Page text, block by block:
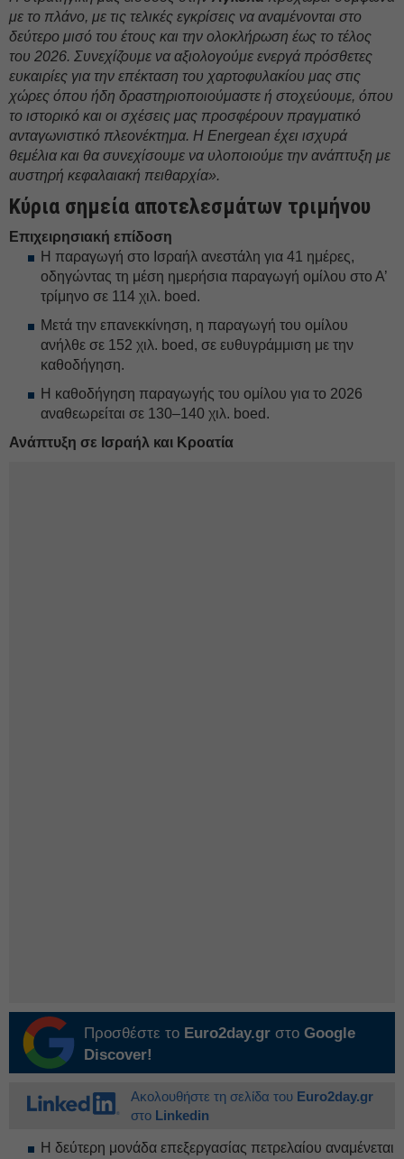
με το πλάνο, με τις τελικές εγκρίσεις να αναμένονται στο
δεύτερο μισό του έτους και την ολοκλήρωση έως το τέλος
του 2026. Συνεχίζουμε να αξιολογούμε ενεργά πρόσθετες
ευκαιρίες για την επέκταση του χαρτοφυλακίου μας στις
χώρες όπου ήδη δραστηριοποιούμαστε ή στοχεύουμε, όπου
το ιστορικό και οι σχέσεις μας προσφέρουν πραγματικό
ανταγωνιστικό πλεονέκτημα. Η Energean έχει ισχυρά
θεμέλια και θα συνεχίσουμε να υλοποιούμε την ανάπτυξη με
αυστηρή κεφαλαιακή πειθαρχία».
Κύρια σημεία αποτελεσμάτων τριμήνου
Επιχειρησιακή επίδοση
Η παραγωγή στο Ισραήλ ανεστάλη για 41 ημέρες,
οδηγώντας τη μέση ημερήσια παραγωγή ομίλου στο Α’
τρίμηνο σε 114 χιλ. boed.
Μετά την επανεκκίνηση, η παραγωγή του ομίλου
ανήλθε σε 152 χιλ. boed, σε ευθυγράμμιση με την
καθοδήγηση.
Η καθοδήγηση παραγωγής του ομίλου για το 2026
αναθεωρείται σε 130–140 χιλ. boed.
Ανάπτυξη σε Ισραήλ και Κροατία
Προσθέστε το Euro2day.gr στο Google
Discover!
Ακολουθήστε τη σελίδα του Euro2day.gr
στο Linkedin
Η δεύτερη μονάδα επεξεργασίας πετρελαίου αναμένεται